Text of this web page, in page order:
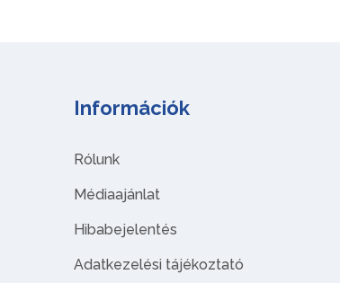
Információk
Rólunk
Médiaajánlat
Hibabejelentés
Adatkezelési tájékoztató